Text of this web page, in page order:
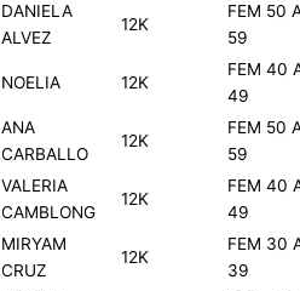
DANIELA
ALVEZ
12K
FEM 50
59
NOELIA 12K
FEM 40
49
ANA
CARBALLO
12K
FEM 50
59
VALERIA
CAMBLONG
12K
FEM 40
49
MIRYAM
CRUZ
12K
FEM 30
39